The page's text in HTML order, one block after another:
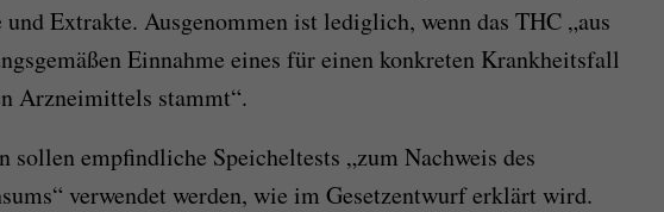
und Extrakte. Ausgenommen ist lediglich, wenn das THC „aus
Einnahme eines für einen konkreten Krankheitsfall
Arzneimittels stammt“.
sollen empfindliche Speicheltests „zum Nachweis des
verwendet werden, wie im Gesetzentwurf erklärt wird.